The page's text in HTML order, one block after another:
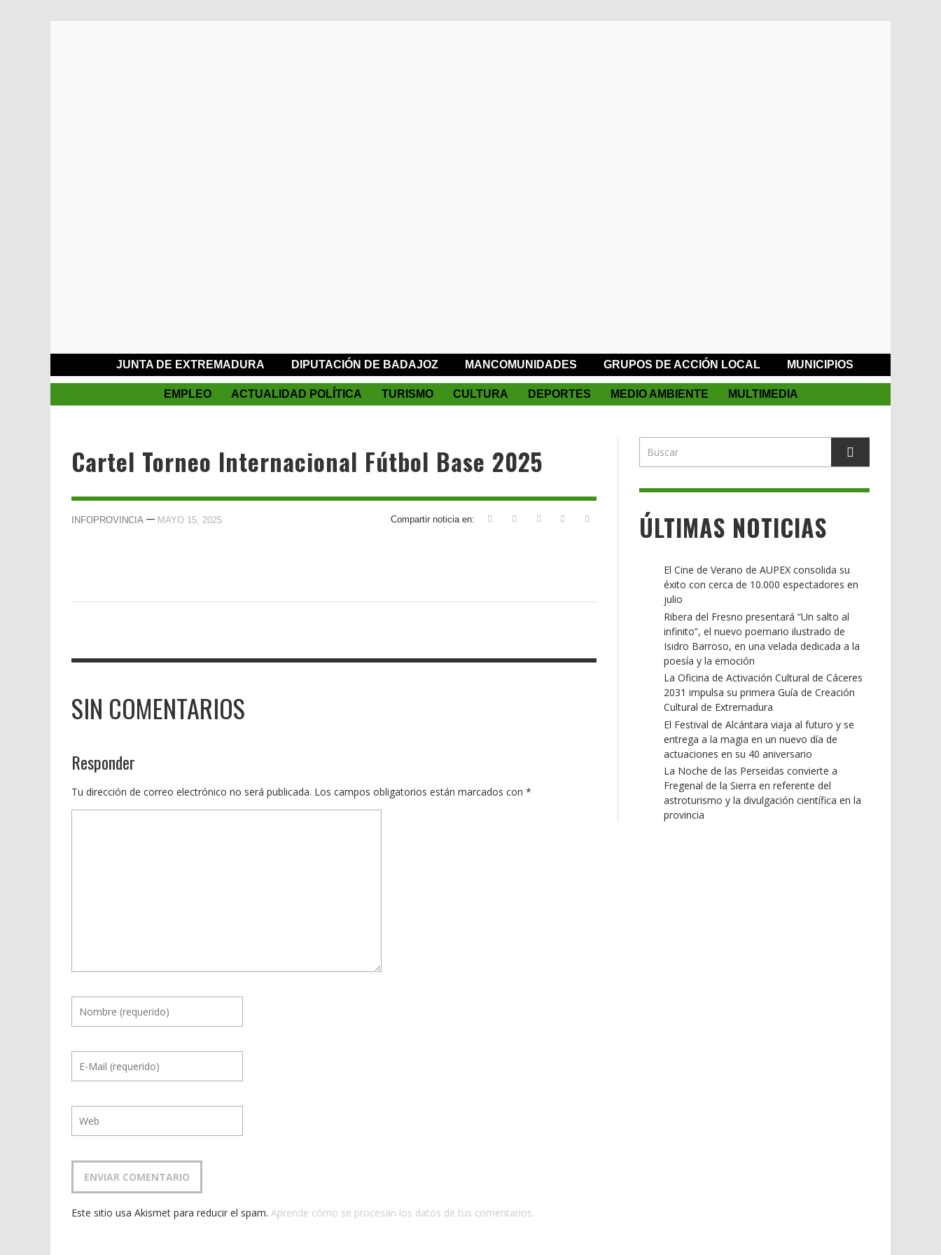
JUNTA DE EXTREMADURA DIPUTACIÓN DE BADAJOZ MANCOMUNIDADES GRUPOS DE ACCIÓN LOCAL MUNICIPIOS
EMPLEO ACTUALIDAD POLÍTICA TURISMO CULTURA DEPORTES MEDIO AMBIENTE MULTIMEDIA
Cartel Torneo Internacional Fútbol Base 2025
Compartir noticia en:
INFOPROVINCIA — MAYO 15, 2025
SIN COMENTARIOS
Responder
Tu dirección de correo electrónico no será publicada. Los campos obligatorios están marcados con *
Este sitio usa Akismet para reducir el spam. Aprende cómo se procesan los datos de tus comentarios.
ÚLTIMAS NOTICIAS
El Cine de Verano de AUPEX consolida su
éxito con cerca de 10.000 espectadores en
julio
Ribera del Fresno presentará “Un salto al
infinito”, el nuevo poemario ilustrado de
Isidro Barroso, en una velada dedicada a la
poesía y la emoción
La Oficina de Activación Cultural de Cáceres
2031 impulsa su primera Guía de Creación
Cultural de Extremadura
El Festival de Alcántara viaja al futuro y se
entrega a la magia en un nuevo día de
actuaciones en su 40 aniversario
La Noche de las Perseidas convierte a
Fregenal de la Sierra en referente del
astroturismo y la divulgación científica en la
provincia